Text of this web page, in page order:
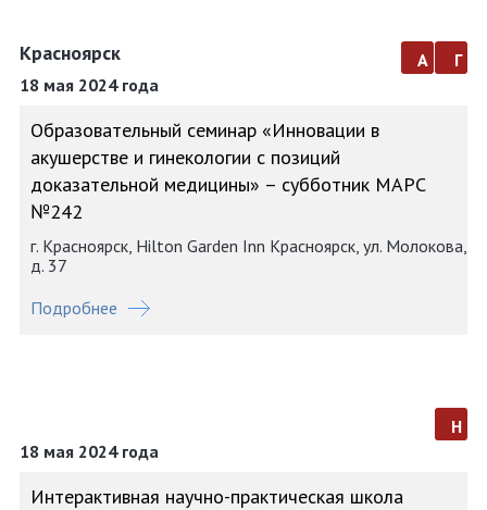
Красноярск
18 мая 2024 года
а г
Образовательный семинар «Инновации в
акушерстве и гинекологии с позиций
доказательной медицины» – субботник МАРС
№242
г. Красноярск, Hilton Garden Inn Красноярск, ул. Молокова,
д. 37
Подробнее
18 мая 2024 года
н
Интерактивная научно-практическая школа